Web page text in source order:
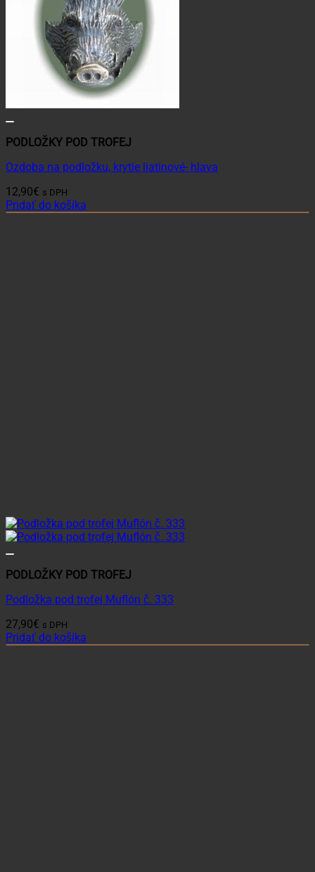
PODLOŽKY POD TROFEJ
Ozdoba na podložku, krytie liatinové- hlava
12,90€ s DPH
Pridať do košíka
PODLOŽKY POD TROFEJ
Podložka pod trofej Muflón č. 333
27,90€ s DPH
Pridať do košíka